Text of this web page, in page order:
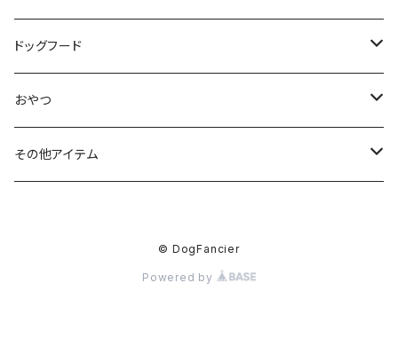
カラビナタイプ
ワイヤータイプ
無香料
グレープフルーツ
ドッグフード
CHARM（チャーム）
ZIWI（ジウィ）
おやつ
わん納芋（安納芋）
その他アイテム
© DogFancier
Powered by